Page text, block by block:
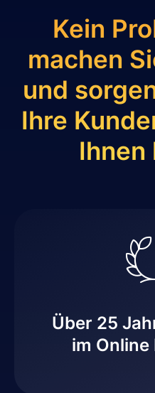
Kein
machen
und
Ihre
Ihnen
Über 25
im